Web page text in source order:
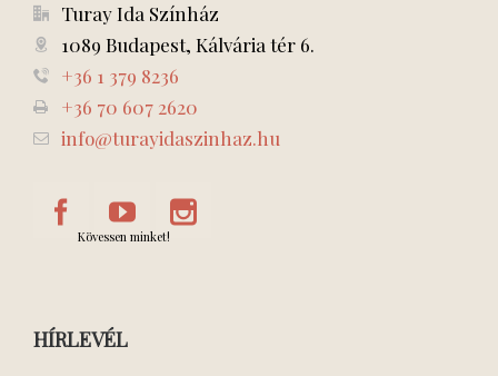
Turay Ida Színház
1089 Budapest, Kálvária tér 6.
+36 1 379 8236
+36 70 607 2620
info@turayidaszinhaz.hu
Kövessen minket!
HÍRLEVÉL